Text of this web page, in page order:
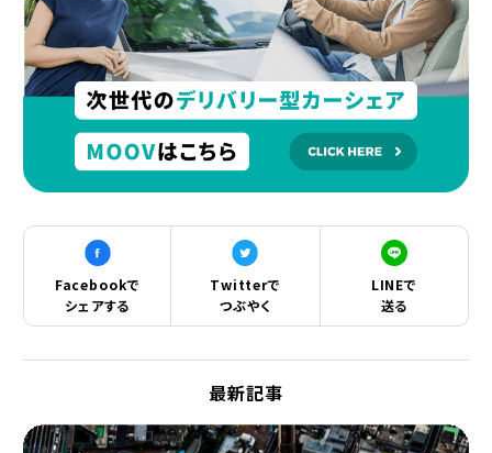
Facebookで
シェアする
Twitterで
つぶやく
LINEで
送る
最新記事